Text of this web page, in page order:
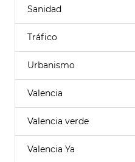
Sanidad
Tráfico
Urbanismo
Valencia
Valencia verde
Valencia Ya